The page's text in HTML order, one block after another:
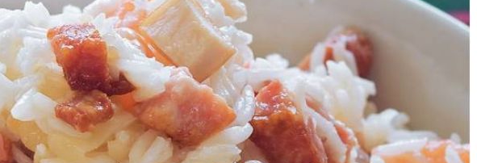
in blokjes. Voeg het ontbijtspek toe en pak dit op hoog vuur al omscheppend
de kokosmelk erbij.
rijst een vingerkootje onder water staat). Breng op smaak met de Maggi-blokjes en